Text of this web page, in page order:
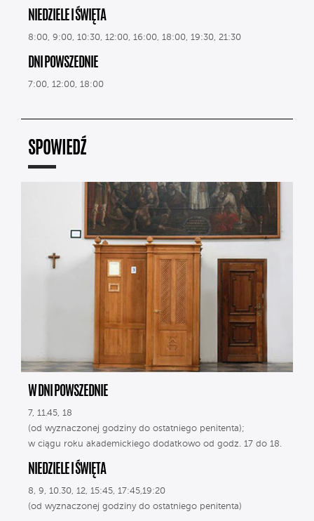
NIEDZIELE I ŚWIĘTA
8:00, 9:00, 10:30, 12:00, 16:00, 18:00, 19:30, 21:30
DNI POWSZEDNIE
7:00, 12:00, 18:00
SPOWIEDŹ
W DNI POWSZEDNIE
7, 11.45, 18
(od wyznaczonej godziny do ostatniego penitenta);
w ciągu roku akademickiego dodatkowo od godz. 17 do 18.
NIEDZIELE I ŚWIĘTA
8, 9, 10.30, 12, 15:45, 17:45,19:20
(od wyznaczonej godziny do ostatniego penitenta)